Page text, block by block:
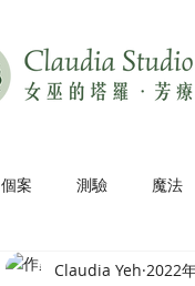
個案 測驗 魔法
Claudia Yeh 2022